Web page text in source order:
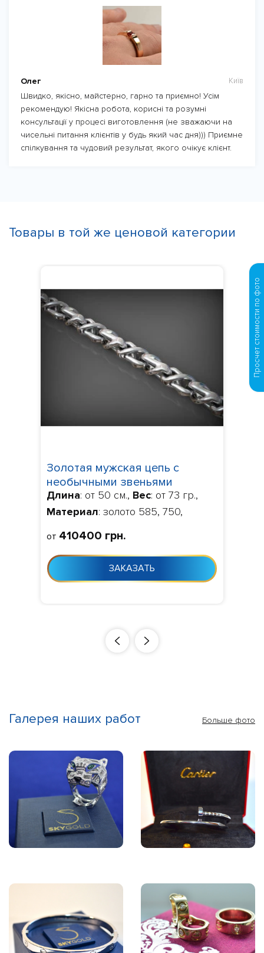
Олег Київ
Швидко, якісно, майстерно, гарно та приємно! Усім
рекомендую! Якісна робота, корисні та розумні
консультації у процесі виготовлення (не зважаючи на
чисельні питання клієнтів у будь який час дня))) Приємне
спілкування та чудовий результат, якого очікує клієнт.
Товары в той же ценовой категории
Золотая мужская цепь с
необычными звеньями
2379423
Длина: от 50 см., Вес: от 73 гр.,
Материал: золото 585, 750,
24 дня с момента заказа
от 410400 грн.
ЗАКАЗАТЬ
Галерея наших работ Больше фото
Просчет стоимости по фото